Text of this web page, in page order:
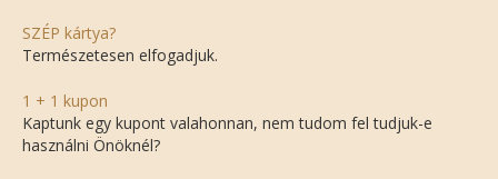
SZÉP kártya?
Természetesen elfogadjuk.
1 + 1 kupon
Kaptunk egy kupont valahonnan, nem tudom fel tudjuk-e
használni Önöknél?